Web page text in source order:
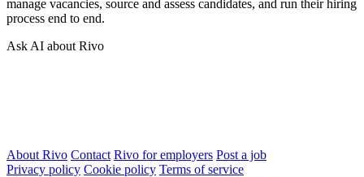
manage vacancies, source and assess candidates, and run their hiring
process end to end.
Ask AI about Rivo
About Rivo Contact Rivo for employers Post a job
Privacy policy Cookie policy Terms of service